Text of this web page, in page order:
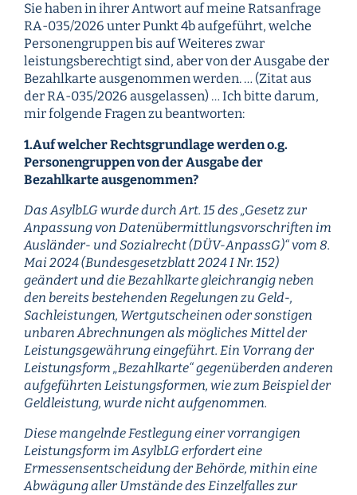
Sie haben in ihrer Antwort auf meine Ratsanfrage
RA-035/2026 unter Punkt 4b aufgeführt, welche
Personengruppen bis auf Weiteres zwar
leistungsberechtigt sind, aber von der Ausgabe der
Bezahlkarte ausgenommen werden. … (Zitat aus
der RA-035/2026 ausgelassen) … Ich bitte darum,
mir folgende Fragen zu beantworten:
1.Auf welcher Rechtsgrundlage werden o.g.
Personengruppen von der Ausgabe der
Bezahlkarte ausgenommen?
Das AsylbLG wurde durch Art. 15 des „Gesetz zur
Anpassung von Datenübermittlungsvorschriften im
Ausländer- und Sozialrecht (DÜV-AnpassG)“ vom 8.
Mai 2024 (Bundesgesetzblatt 2024 I Nr. 152)
geändert und die Bezahlkarte gleichrangig neben
den bereits bestehenden Regelungen zu Geld-,
Sachleistungen, Wertgutscheinen oder sonstigen
unbaren Abrechnungen als mögliches Mittel der
Leistungsgewährung eingeführt. Ein Vorrang der
Leistungsform „Bezahlkarte“ gegenüberden anderen
aufgeführten Leistungsformen, wie zum Beispiel der
Geldleistung, wurde nicht aufgenommen.
Diese mangelnde Festlegung einer vorrangigen
Leistungsform im AsylbLG erfordert eine
Ermessensentscheidung der Behörde, mithin eine
Abwägung aller Umstände des Einzelfalles zur